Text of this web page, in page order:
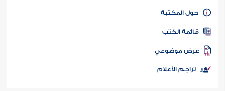
كتاب الأمة
المكتبة
الكتب
موضوعي